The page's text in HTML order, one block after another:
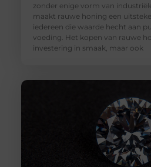
zonder enige vorm van
maakt rauwe honing een
iedereen die waarde hecht aan
voeding. Het kopen van rauwe
investering in smaak, maar ook